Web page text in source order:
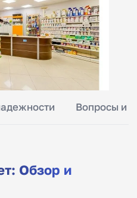
Вопросы и
Обзор и